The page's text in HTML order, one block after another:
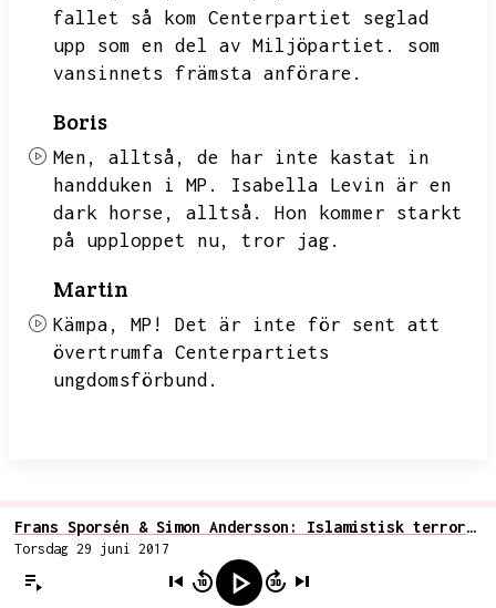
fallet så kom Centerpartiet seglad
upp som en del av Miljöpartiet.
som
vansinnets främsta anförare.
Boris
Men, alltså,
de har inte kastat in
handduken i MP.
Isabella Levin är en
dark horse,
alltså.
Hon kommer starkt
på upploppet nu,
tror jag.
Martin
Kämpa, MP!
Det är inte för sent att
övertrumfa Centerpartiets
ungdomsförbund.
Frans Sporsén & Simon Andersson: Islamistisk terror i Sverige följd av Sverigedemokraternas tal
Torsdag 29 juni 2017